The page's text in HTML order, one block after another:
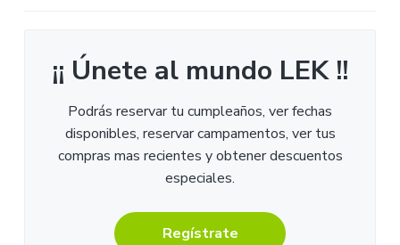
¡¡ Únete al mundo LEK !!
Podrás reservar tu cumpleaños, ver fechas
disponibles, reservar campamentos, ver tus
compras mas recientes y obtener descuentos
especiales.
Regístrate